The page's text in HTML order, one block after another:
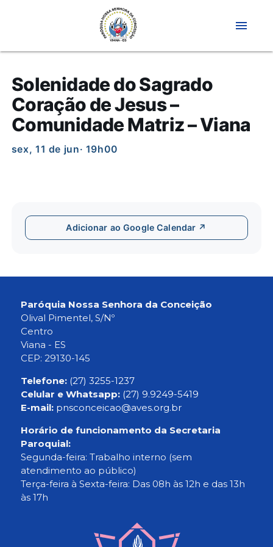
menu
Solenidade do Sagrado
Coração de Jesus –
Comunidade Matriz – Viana
sex, 11 de jun· 19h00
Adicionar ao Google Calendar ↗
Paróquia Nossa Senhora da Conceição
Olival Pimentel, S/Nº
Centro
Viana - ES
CEP: 29130-145
Telefone: (27) 3255-1237
Celular e Whatsapp: (27) 9.9249-5419
E-mail: pnsconceicao@aves.org.br
Horário de funcionamento da Secretaria
Paroquial:
Segunda-feira: Trabalho interno (sem
atendimento ao público)
Terça-feira à Sexta-feira: Das 08h às 12h e das 13h
às 17h